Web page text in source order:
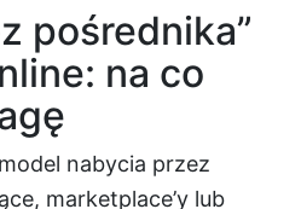
pośrednika”
na co
nabycia przez
marketplace’y lub